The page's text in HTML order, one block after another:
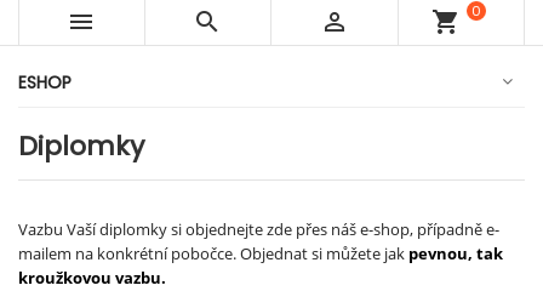
   shopping_cart
0
ESHOP
Diplomky
Vazbu Vaší diplomky si objednejte zde přes náš e-shop, případně e-
mailem na konkrétní pobočce. Objednat si můžete jak pevnou, tak
kroužkovou vazbu.